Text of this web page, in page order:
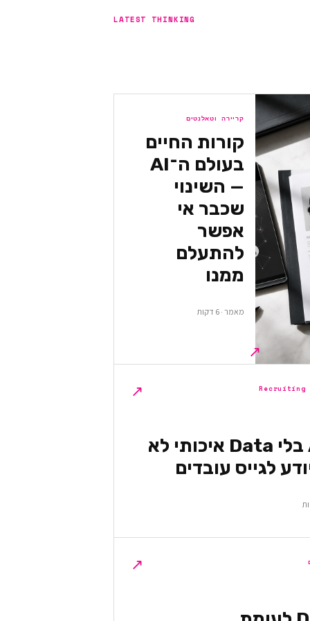
LATEST THINKING
קריירה וטאלנטים
קורות החיים
בעולם ה־AI
— השינוי
שכבר אי
אפשר
להתעלם
ממנו
מאמר · 6 דקות
↗
למה AI בלי Data איכותי לא
לגייס עובדים
↗
↗